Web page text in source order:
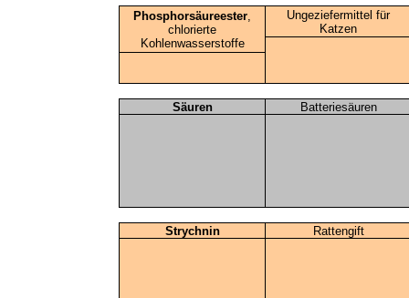
Phosphorsäureester,
chlorierte
Kohlenwasserstoffe
Ungeziefermittel für
Katzen
Säuren Batteriesäuren
Strychnin Rattengift